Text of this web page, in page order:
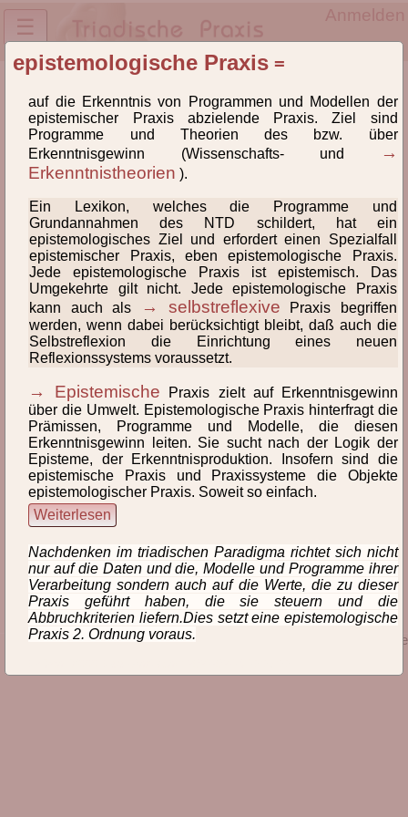
Anmelden
☰
Definitionen und
Begriffsklärungen
Lexikon der Begriffe des Neuen Triadischen Denkens®
Weiterlesen
Hinweise zur Verlinkung
Alle A B C D E F G H
I
J
K L N O Ö Q
R
T U V W
Ebe
Eig Ele Eme Emp
End
Ene
Ent Epi Ere Erf Erk
Erz
Evo
Exp
epistemologische Praxis
epistemologische Praxis =
auf die Erkenntnis von Programmen und Modellen der
epistemischer Praxis abzielende Praxis. Ziel sind
Programme und Theorien des bzw. über
Erkenntnisgewinn (Wissenschafts- und
→
Erkenntnistheorien ).
Ein Lexikon, welches die Programme und
Grundannahmen des NTD schildert, hat ein
epistemologisches Ziel und erfordert einen Spezialfall
epistemischer Praxis, eben epistemologische Praxis.
Jede epistemologische Praxis ist epistemisch. Das
Umgekehrte gilt nicht. Jede epistemologische Praxis
kann auch als
→ selbstreflexive Praxis begriffen
werden, wenn dabei berücksichtigt bleibt, daß auch die
Selbstreflexion die Einrichtung eines neuen
Reflexionssystems voraussetzt.
→ Epistemische Praxis zielt auf Erkenntnisgewinn
über die Umwelt. Epistemologische Praxis hinterfragt die
Prämissen, Programme und Modelle, die diesen
Erkenntnisgewinn leiten. Sie sucht nach der Logik der
Episteme, der Erkenntnisproduktion. Insofern sind die
epistemische Praxis und Praxissysteme die Objekte
epistemologischer Praxis. Soweit so einfach.
Weiterlesen
Nachdenken im triadischen Paradigma richtet sich nicht
nur auf die Daten und die, Modelle und Programme ihrer
Verarbeitung sondern auch auf die Werte, die zu dieser
Praxis geführt haben, die sie steuern und die
Abbruchkriterien liefern.Dies setzt eine epistemologische
Praxis 2. Ordnung voraus.© 2026 Prof. Dr. phil. habil. Michael Giesecke